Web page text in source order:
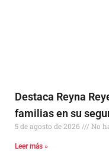
Destaca Reyna
familias en su
5 de agosto de 2026 No
Leer más »